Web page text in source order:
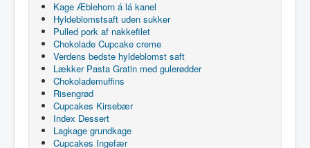
Kage Æblehorn á lá kanel
Hyldeblomstsaft uden sukker
Pulled pork af nakkefilet
Chokolade Cupcake creme
Verdens bedste hyldeblomst saft
Lækker Pasta Gratin med gulerødder
Chokolademuffins
Risengrød
Cupcakes Kirsebær
Index Dessert
Lagkage grundkage
Cupcakes Ingefær